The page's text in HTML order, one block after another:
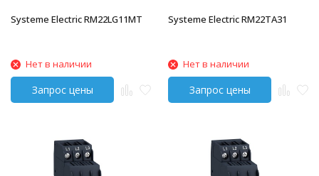
Systeme Electric RM22LG11MT
Нет в наличии
Systeme Electric RM22TA31
Нет в наличии